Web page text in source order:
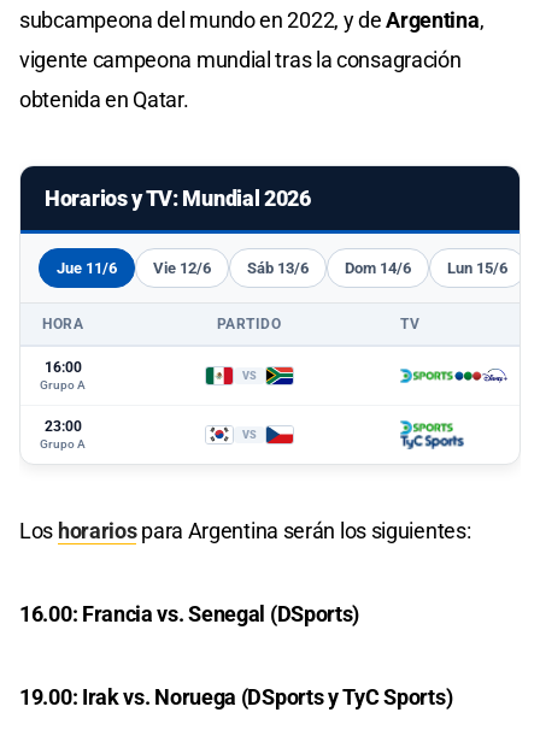
subcampeona del mundo en 2022, y deArgentina,
vigente campeona mundial tras la consagración
obtenida en Qatar.
Horarios y TV: Mundial 2026
Jue 11/6 Vie 12/6 Sáb 13/6 Dom 14/6 Lun 15/6
HORA PARTIDO TV
16:00
Grupo A
VS
23:00
Grupo A
VS
Los horariospara Argentina serán los siguientes:
16.00: Francia vs. Senegal (DSports)
19.00: Irak vs. Noruega (DSports y TyC Sports)